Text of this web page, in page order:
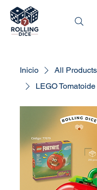
Inicio All Products
LEGO